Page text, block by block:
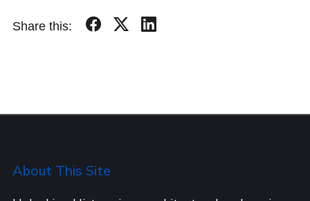
Share this:
About This Site